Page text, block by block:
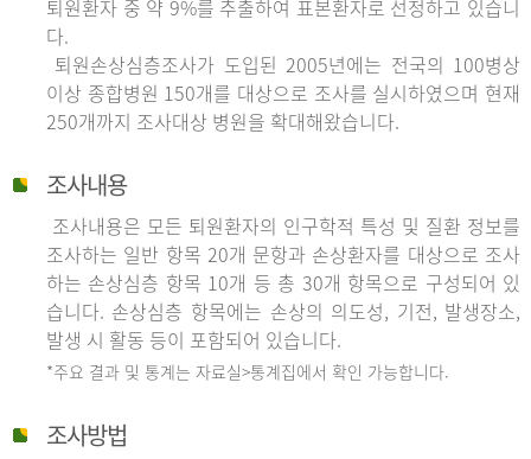
퇴원환자 중 약 9%를 추출하여 표본환자로 선정하고 있습니
다.
퇴원손상심층조사가 도입된 2005년에는 전국의 100병상
이상 종합병원 150개를 대상으로 조사를 실시하였으며 현재
250개까지 조사대상 병원을 확대해왔습니다.
조사내용
조사내용은 모든 퇴원환자의 인구학적 특성 및 질환 정보를
조사하는 일반 항목 20개 문항과 손상환자를 대상으로 조사
하는 손상심층 항목 10개 등 총 30개 항목으로 구성되어 있
습니다. 손상심층 항목에는 손상의 의도성, 기전, 발생장소,
발생 시 활동 등이 포함되어 있습니다.
*주요 결과 및 통계는 자료실>통계집에서 확인 가능합니다.
조사방법